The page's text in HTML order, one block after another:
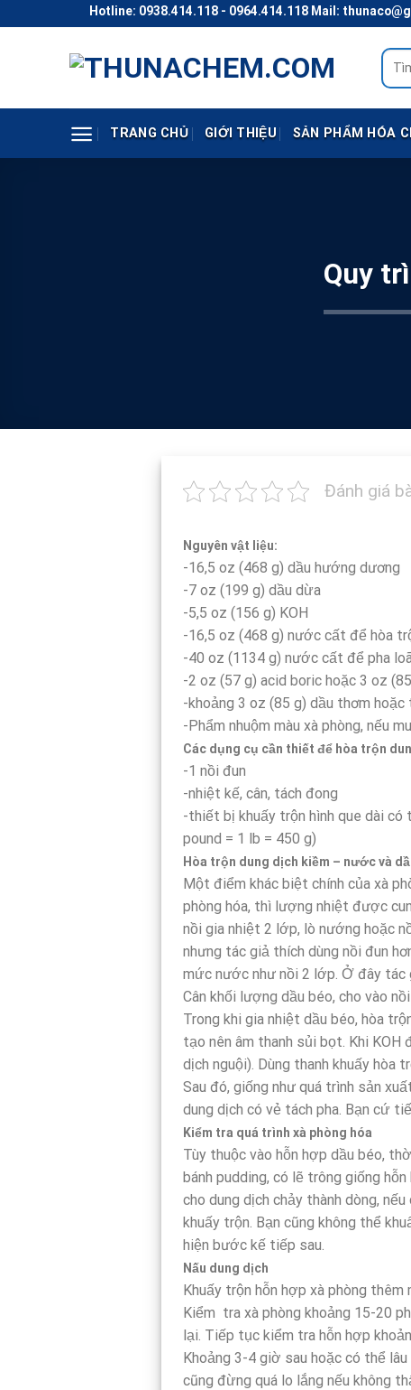
to
Hotline: 0938.414.118 - 0964.414.118 Mail:
Tìm
kiếm:
TRANG CHỦ GIỚI THIỆU SẢN PHẨM HÓA
Quy
Đánh giá
Nguyên vật liệu:
-16,5 oz (468 g) dầu hướng dương
-7 oz (199 g) dầu dừa
-5,5 oz (156 g) KOH
-16,5 oz (468 g) nước cất để hòa
-40 oz (1134 g) nước cất để pha
-2 oz (57 g) acid boric hoặc 3 oz
-khoảng 3 oz (85 g) dầu thơm hoặc
-Phẩm nhuộm màu xà phòng, nếu
Các dụng cụ cần thiết để hòa trộn
-1 nồi đun
-nhiệt kế, cân, tách đong
-thiết bị khuấy trộn hình que dài có
pound = 1 lb = 450 g)
Hòa trộn dung dịch kiềm – nước và
Một điểm khác biệt chính của xà
phòng hóa, thì lượng nhiệt được
nồi gia nhiệt 2 lớp, lò nướng hoặc
nhưng tác giả thích dùng nồi đun
mức nước như nồi 2 lớp. Ở đây tác
Cân khối lượng dầu béo, cho vào
Trong khi gia nhiệt dầu béo, hòa
tạo nên âm thanh sủi bọt. Khi
dịch nguội). Dùng thanh khuấy hòa
Sau đó, giống như quá trình sản
dung dịch có vẻ tách pha. Bạn cứ
Kiểm tra quá trình xà phòng hóa
Tùy thuộc vào hỗn hợp dầu béo,
bánh pudding, có lẽ trông giống
cho dung dịch chảy thành dòng,
khuấy trộn. Bạn cũng không thể
hiện bước kế tiếp sau.
Nấu dung dịch
Khuấy trộn hỗn hợp xà phòng
Kiểm tra xà phòng khoảng 15-20
lại. Tiếp tục kiểm tra hỗn hợp
Khoảng 3-4 giờ sau hoặc có thể
cũng đừng quá lo lắng nếu không